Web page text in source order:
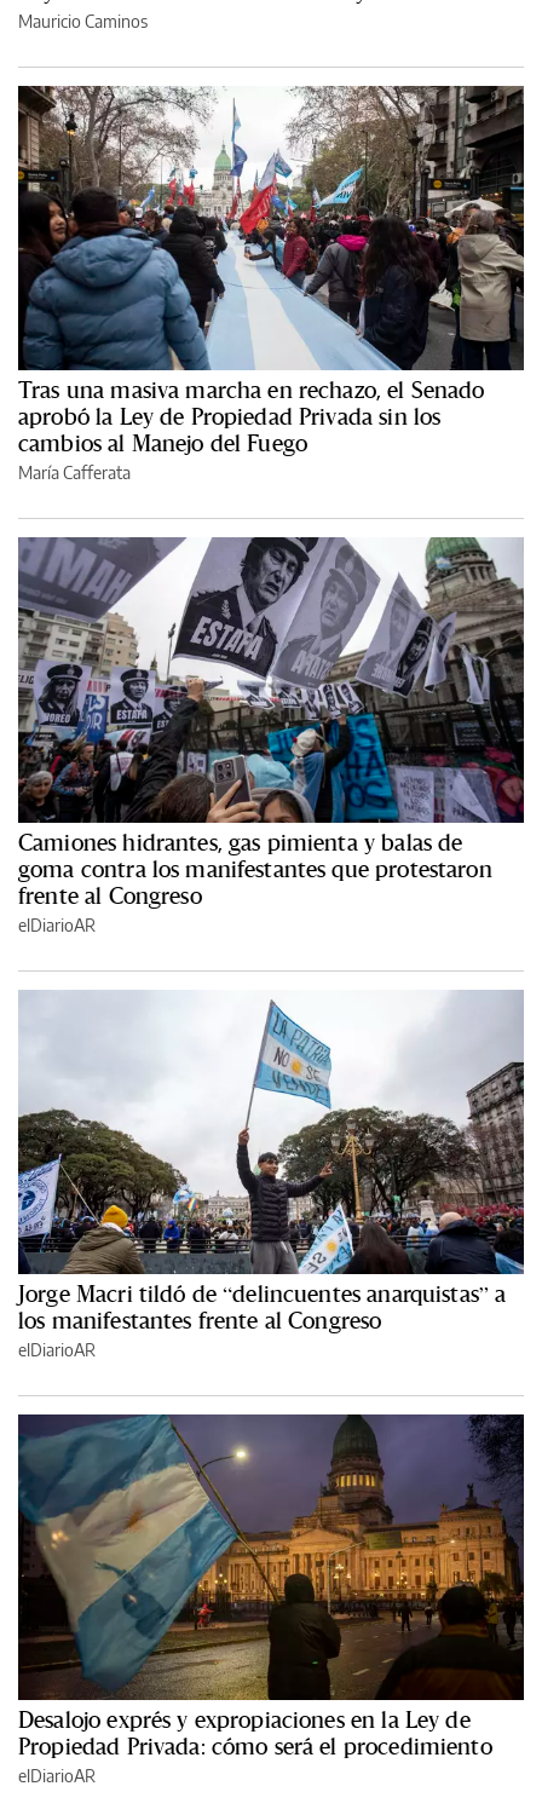
Mauricio Caminos
Tras una masiva marcha en rechazo, el Senado
aprobó la Ley de Propiedad Privada sin los
cambios al Manejo del Fuego
María Cafferata
Camiones hidrantes, gas pimienta y balas de
goma contra los manifestantes que protestaron
frente al Congreso
elDiarioAR
Jorge Macri tildó de “delincuentes anarquistas” a
los manifestantes frente al Congreso
elDiarioAR
Desalojo exprés y expropiaciones en la Ley de
Propiedad Privada: cómo será el procedimiento
elDiarioAR